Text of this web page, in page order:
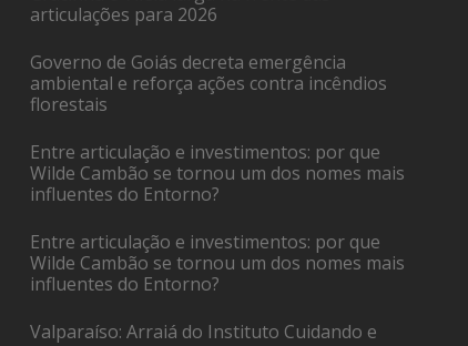
articulações para 2026
Governo de Goiás decreta emergência
ambiental e reforça ações contra incêndios
florestais
Entre articulação e investimentos: por que
Wilde Cambão se tornou um dos nomes mais
influentes do Entorno?
Entre articulação e investimentos: por que
Wilde Cambão se tornou um dos nomes mais
influentes do Entorno?
Valparaíso: Arraiá do Instituto Cuidando e